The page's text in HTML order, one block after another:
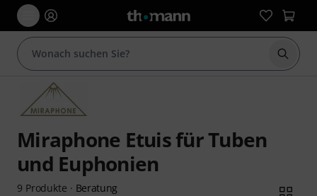
Suche
Miraphone Etuis für Tuben
und Euphonien
9 Produkte · Beratung